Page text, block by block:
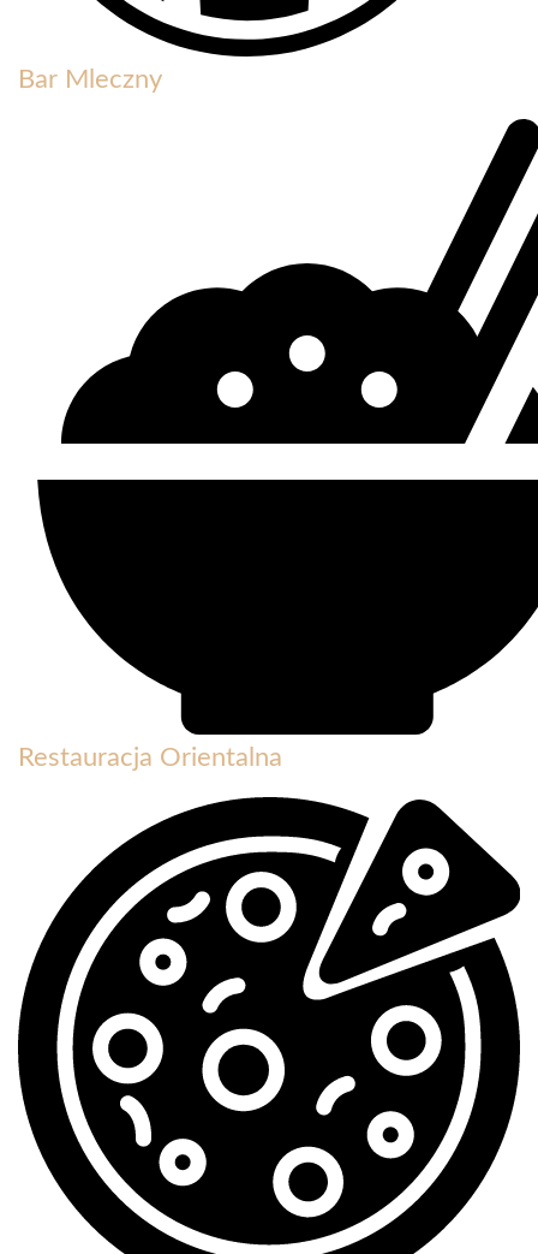
Bar Mleczny
Restauracja Orientalna